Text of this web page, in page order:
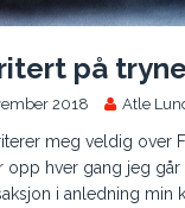
på
2018 Atle
meg veldig over
opp hver gang jeg går
i anledning min